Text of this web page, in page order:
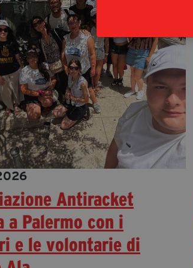
Antiracket
a Palermo con i
e le volontarie di